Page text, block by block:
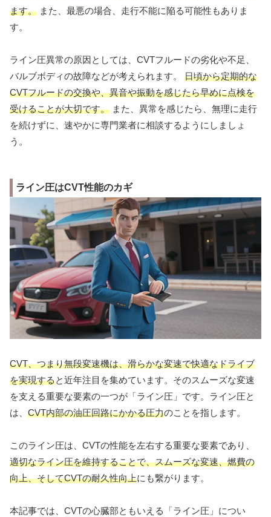
ます。 また、最悪の場合、走行不能に陥る可能性もありま
す。
ライン圧異常の原因としては、CVTフルードの劣化や不足、
バルブボディの故障などが考えられます。 日頃から定期的な
CVTフルードの交換や、異音や振動を感じたら早めに点検を
受けることが大切です。 また、異常を感じたら、無理に走行
を続けずに、速やかに専門業者に相談するようにしましょ
う。
ライン圧はCVT性能のカギ
CVT、つまり無段変速機は、滑らかな変速で快適なドライブ
を実現すると近年注目を集めています。そのスムーズな変速
を支える重要な要素の一つが「ライン圧」です。ライン圧と
は、 CVT内部の油圧回路にかかる圧力のことを指します。
このライン圧は、CVTの性能を左右する重要な要素であり、
適切なライン圧を維持することで、スムーズな変速、燃費の
向上、そしてCVTの耐久性向上にも繋がります。
本記事では、CVTの心臓部ともいえる「ライン圧」につい